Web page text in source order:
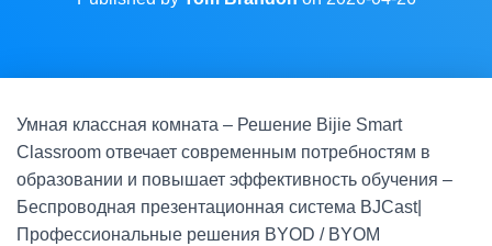
Умная классная комната – Решение Bijie Smart
Classroom отвечает современным потребностям в
образовании и повышает эффективность обучения –
Беспроводная презентационная система BJCast|
Профессиональные решения BYOD / BYOM